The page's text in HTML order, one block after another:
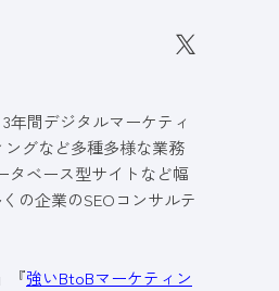
間デジタルマーケティ
グなど多種多様な業務
タベース型サイトなど幅
の企業のSEOコンサルテ
『強いBtoBマーケティン